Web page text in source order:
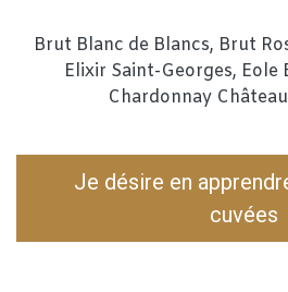
Brut Blanc de Blancs, Brut
Elixir Saint-Georges,
Chardonnay
Je désire en
cuvées